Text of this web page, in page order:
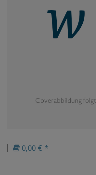
0,00 € *